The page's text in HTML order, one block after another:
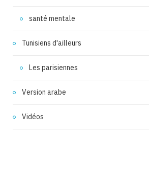
santé mentale
Tunisiens d'ailleurs
Les parisiennes
Version arabe
Vidéos